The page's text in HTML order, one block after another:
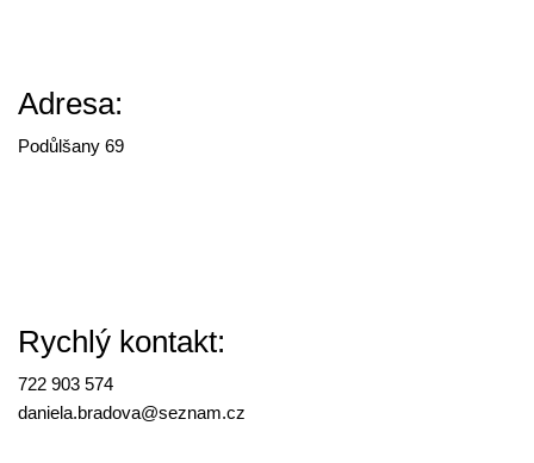
Adresa:
Podůlšany 69
Rychlý kontakt:
722 903 574
daniela.bradova@seznam.cz